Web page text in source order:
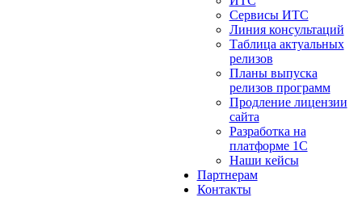
Сервисы ИТС
Линия консультаций
Таблица актуальных
релизов
Планы выпуска
релизов программ
Продление лицензии
сайта
Разработка на
платформе 1С
Наши кейсы
Партнерам
Контакты